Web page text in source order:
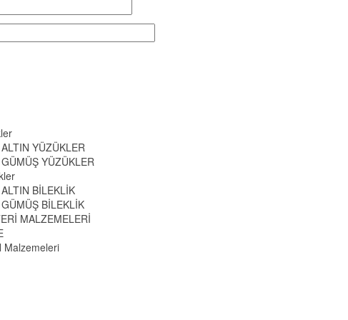
ALTIN YÜZÜKLER
GÜMÜŞ YÜZÜKLER
ALTIN BİLEKLİK
GÜMÜŞ BİLEKLİK
MALZEMELERİ
Malzemeleri